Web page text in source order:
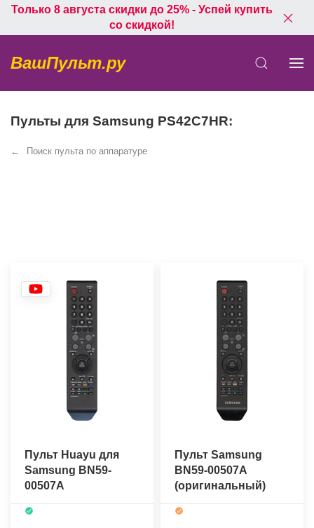
Только 8 августа скидки до 25% - Успей купить
со скидкой!
ВашПульт.ру
Пульты для Samsung PS42C7HR:
Поиск пульта по аппаратуре
Пульт Huayu для
Samsung BN59-
00507A
Пульт Samsung
BN59-00507A
(оригинальный)